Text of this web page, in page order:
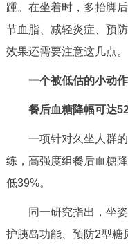
市领导
政策兑现
决策公开
个人服务
中介服务
踵。 在坐着时，多抬脚
节血脂、 减轻炎症、预
效果还需要注意这几点。
一个被低估的小动
餐后血糖降幅可达
一项针对久坐人群
练，高强度组餐后血糖
低39%。
同一研究指出，坐
护胰岛功能、预防2型糖